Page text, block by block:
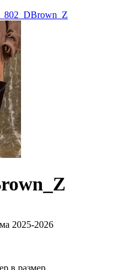
2025-2026
в размер